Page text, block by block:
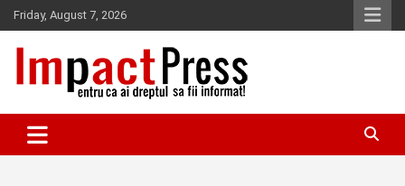
Skip
to
content
Friday, August 7, 2026
IMPACTPRESS